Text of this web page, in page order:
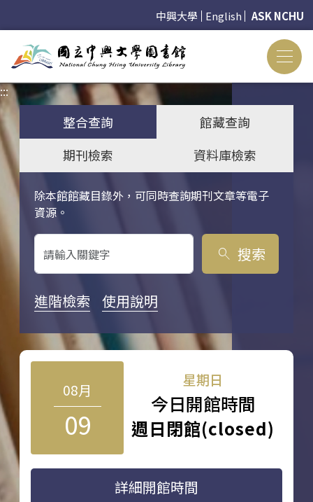
中興大學 English ASK NCHU
:::
整合查詢
館藏查詢
期刊檢索
資料庫檢索
除本館館藏目錄外，可同時查詢期刊文章等電子
資源。
關鍵字搜尋
search 搜索
進階檢索 使用說明
08月
09
星期日
今日開館時間
週日閉館(closed)
詳細開館時間